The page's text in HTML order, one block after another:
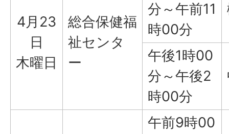
4月23
日
木曜日
総合保健福
祉センタ
ー
分～午前11
時00分
午後1時00
分～午後2
時00分
午前9時00